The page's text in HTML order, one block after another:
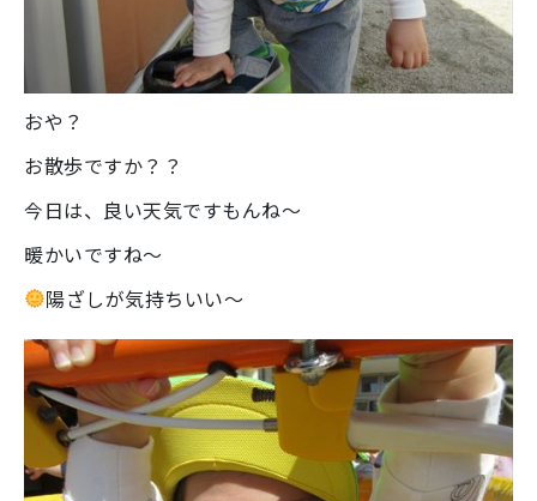
おや？
お散歩ですか？？
今日は、良い天気ですもんね～
暖かいですね～
陽ざしが気持ちいい～